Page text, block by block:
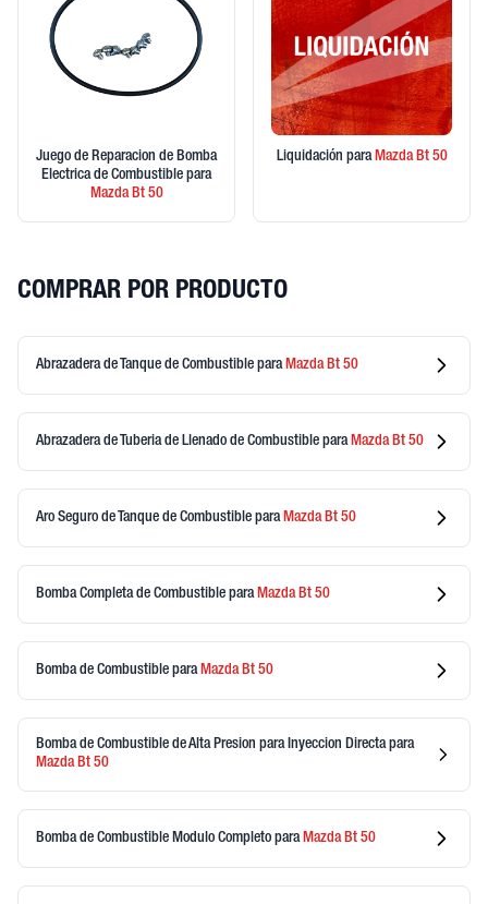
Juego de Reparacion de Bomba
Electrica de Combustible para
MazdaBt 50
Liquidación paraMazdaBt 50
COMPRAR POR PRODUCTO
Abrazadera de Tanque de Combustible para MazdaBt 50
Abrazadera de Tuberia de Llenado de Combustible para MazdaBt 50
Aro Seguro de Tanque de Combustible para MazdaBt 50
Bomba Completa de Combustible para MazdaBt 50
Bomba de Combustible para MazdaBt 50
Bomba de Combustible de Alta Presion para Inyeccion Directa para
MazdaBt 50
Bomba de Combustible Modulo Completo para MazdaBt 50